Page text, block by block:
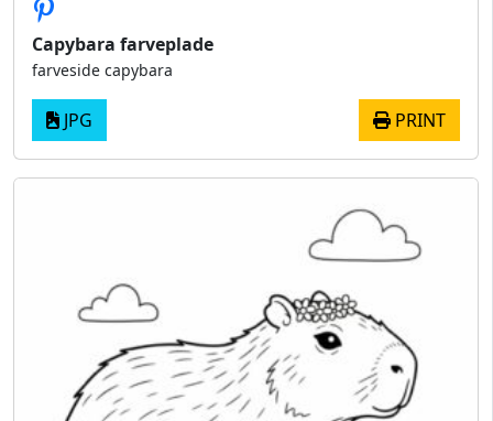
Capybara farveplade
farveside capybara​
JPG PRINT